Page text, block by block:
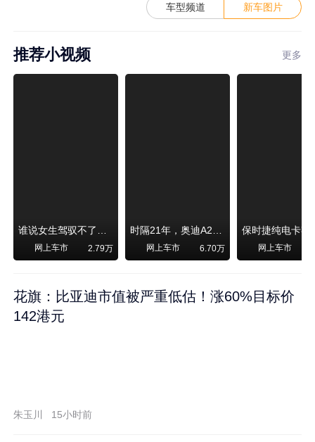
车型频道 新车图片
推荐小视频 更多
谁说女生驾驭不了大SUV？看我开问界M6驰骋坝上草原！
网上车市 2.79万
时隔21年，奥迪A2强势归来！
网上车市 6.70万 网上车市
花旗：比亚迪市值被严重低估！涨60%目标价
142港元
朱玉川 15小时前